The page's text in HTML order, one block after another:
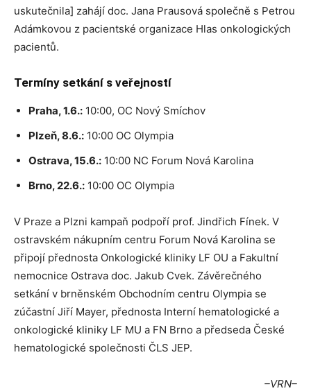
uskutečnila] zahájí doc. Jana Prausová společně s Petrou
Adámkovou z pacientské organizace Hlas onkologických
pacientů.
Termíny setkání s veřejností
Praha, 1.6.: 10:00, OC Nový Smíchov
Plzeň, 8.6.: 10:00 OC Olympia
Ostrava, 15.6.: 10:00 NC Forum Nová Karolina
Brno, 22.6.: 10:00 OC Olympia
V Praze a Plzni kampaň podpoří prof. Jindřich Fínek. V
ostravském nákupním centru Forum Nová Karolina se
připojí přednosta Onkologické kliniky LF OU a Fakultní
nemocnice Ostrava doc. Jakub Cvek. Závěrečného
setkání v brněnském Obchodním centru Olympia se
zúčastní Jiří Mayer, přednosta Interní hematologické a
onkologické kliniky LF MU a FN Brno a předseda České
hematologické společnosti ČLS JEP.
–VRN–